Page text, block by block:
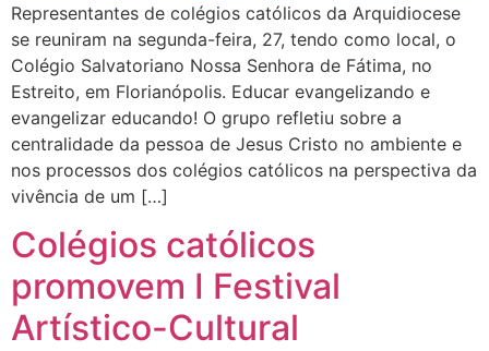
Representantes de colégios católicos da Arquidiocese
se reuniram na segunda-feira, 27, tendo como local, o
Colégio Salvatoriano Nossa Senhora de Fátima, no
Estreito, em Florianópolis. Educar evangelizando e
evangelizar educando! O grupo refletiu sobre a
centralidade da pessoa de Jesus Cristo no ambiente e
nos processos dos colégios católicos na perspectiva da
vivência de um […]
Colégios católicos
promovem I Festival
Artístico-Cultural